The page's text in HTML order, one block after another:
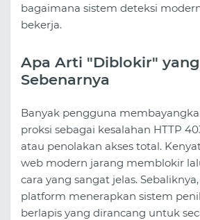
bagaimana sistem deteksi
bekerja.
Apa Arti "Diblokir" yang
Sebenarnya
Banyak pengguna
proksi sebagai kesalahan HTTP
atau penolakan akses total.
web modern jarang memblokir
cara yang sangat jelas.
platform menerapkan sistem
berlapis yang dirancang untuk